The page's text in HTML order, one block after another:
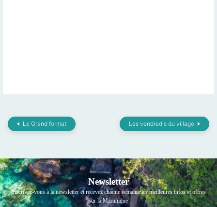
Le Grand format Les vendredis du village
Newsletter
Inscrivez-vous à la newsletter et recevez chaque semaine les meilleures infos et offres
sur la Martinique